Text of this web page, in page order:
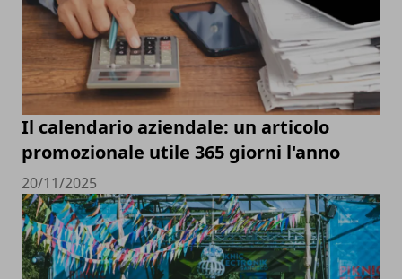
Il calendario aziendale: un articolo
promozionale utile 365 giorni l'anno
20/11/2025